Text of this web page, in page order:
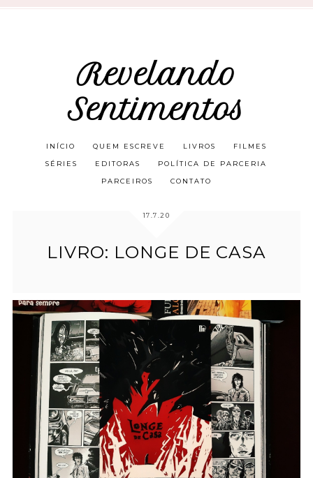
Revelando
Sentimentos
INÍCIO QUEM ESCREVE LIVROS FILMES
SÉRIES EDITORAS POLÍTICA DE PARCERIA
PARCEIROS CONTATO
17.7.20
LIVRO: LONGE DE CASA